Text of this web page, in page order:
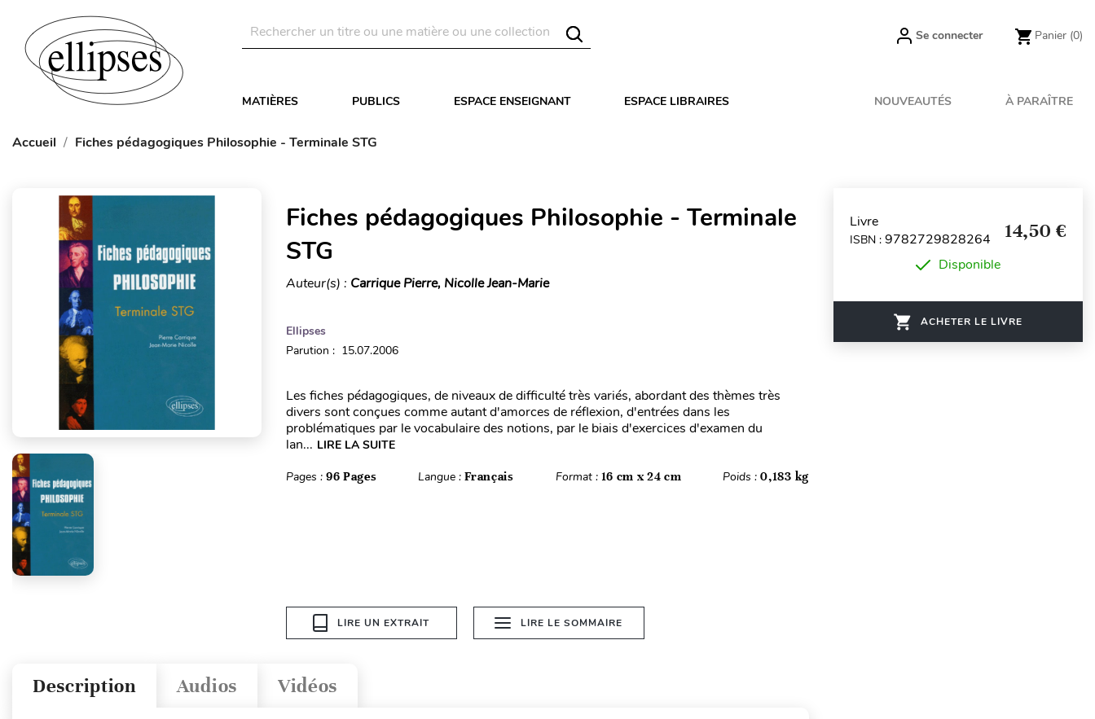
Se connecter Panier (0)
MATIÈRES PUBLICS ESPACE ENSEIGNANT ESPACE LIBRAIRES NOUVEAUTÉS À PARAÎTRE
Accueil Fiches pédagogiques Philosophie - Terminale STG
Fiches pédagogiques Philosophie - Terminale
STG
Auteur(s) : Carrique Pierre, Nicolle Jean-Marie
Ellipses
Parution : 15.07.2006
Les fiches pédagogiques, de niveaux de difficulté très variés, abordant des thèmes très
divers sont conçues comme autant d'amorces de réflexion, d'entrées dans les
problématiques par le vocabulaire des notions, par le biais d'exercices d'examen du
lan... LIRE LA SUITE
Pages : 96 Pages Langue :Français Format : 16 cm x 24 cm Poids :0,183 kg
LIRE UN EXTRAIT LIRE LE SOMMAIRE
Vidéos
Audios
Description
Livre
ISBN : 9782729828264 14,50 €
Disponible
ACHETER LE LIVRE